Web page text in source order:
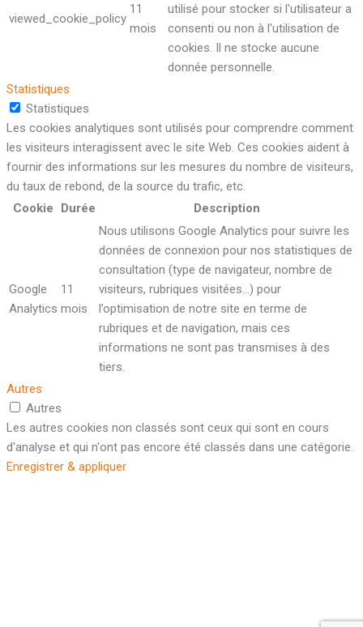
viewed_cookie_policy
11
mois
utilisé pour stocker si l'utilisateur a
consenti ou non à l'utilisation de
cookies. Il ne stocke aucune
donnée personnelle.
Statistiques
Statistiques
Les cookies analytiques sont utilisés pour comprendre comment
les visiteurs interagissent avec le site Web. Ces cookies aident à
fournir des informations sur les mesures du nombre de visiteurs,
du taux de rebond, de la source du trafic, etc.
Cookie
Durée Description
Google
Analytics
11
mois
Nous utilisons Google Analytics pour suivre les
données de connexion pour nos statistiques de
consultation (type de navigateur, nombre de
visiteurs, rubriques visitées…) pour
l’optimisation de notre site en terme de
rubriques et de navigation, mais ces
informations ne sont pas transmises à des
tiers.
Autres
Autres
Les autres cookies non classés sont ceux qui sont en cours
d'analyse et qui n'ont pas encore été classés dans une catégorie.
Enregistrer & appliquer